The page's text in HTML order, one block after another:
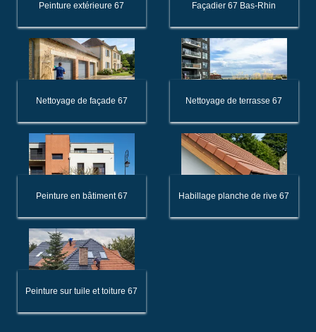
Peinture extérieure 67 Façadier 67 Bas-Rhin
Nettoyage de façade 67 Nettoyage de terrasse 67
Peinture en bâtiment 67 Habillage planche de rive 67
Peinture sur tuile et toiture 67